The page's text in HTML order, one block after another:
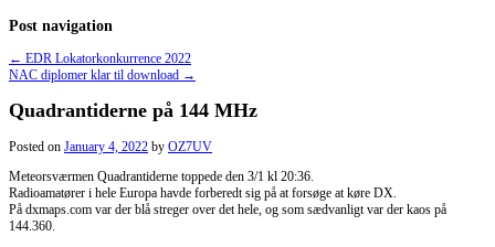
Post navigation
← EDR Lokatorkonkurrence 2022
NAC diplomer klar til download →
Quadrantiderne på 144 MHz
Posted on January 4, 2022 by OZ7UV
Meteorsværmen Quadrantiderne toppede den 3/1 kl 20:36.
Radioamatører i hele Europa havde forberedt sig på at forsøge at køre DX.
På dxmaps.com var der blå streger over det hele, og som sædvanligt var der kaos på
144.360.